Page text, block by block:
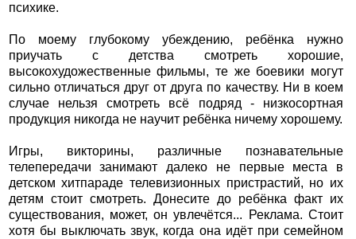
психике.
По моему глубокому убеждению, ребёнка нужно
приучать с детства смотреть хорошие,
высокохудожественные фильмы, те же боевики могут
сильно отличаться друг от друга по качеству. Ни в коем
случае нельзя смотреть всё подряд - низкосортная
продукция никогда не научит ребёнка ничему хорошему.
Игры, викторины, различные познавательные
телепередачи занимают далеко не первые места в
детском хитпараде телевизионных пристрастий, но их
детям стоит смотреть. Донесите до ребёнка факт их
существования, может, он увлечётся... Реклама. Стоит
хотя бы выключать звук, когда она идёт при семейном